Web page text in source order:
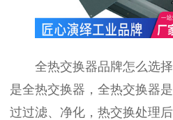
全热交换器品牌怎么选
是全热交换器，全热交换器
过过滤、净化，热交换处理